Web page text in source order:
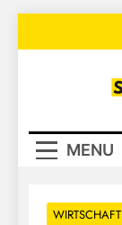
MENU
WIRTSCHAFT